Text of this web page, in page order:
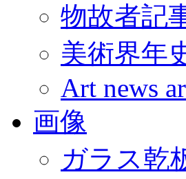
物故者記
美術界年
Art news
画像
ガラス乾